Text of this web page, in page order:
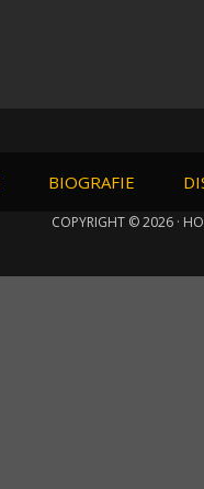
BIOGRAFIE
COPYRIGHT © 2026 ·